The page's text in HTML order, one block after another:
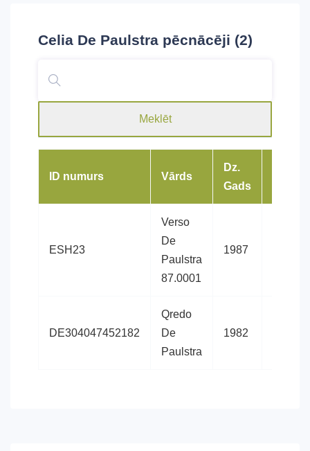
Celia De Paulstra pēcnācēji (2)
Meklēt
ID numurs Vārds
Dz.
Gads
ESH23
Verso
De
Paulstra
87.0001
1987
DE304047452182
Qredo
De
Paulstra
1982